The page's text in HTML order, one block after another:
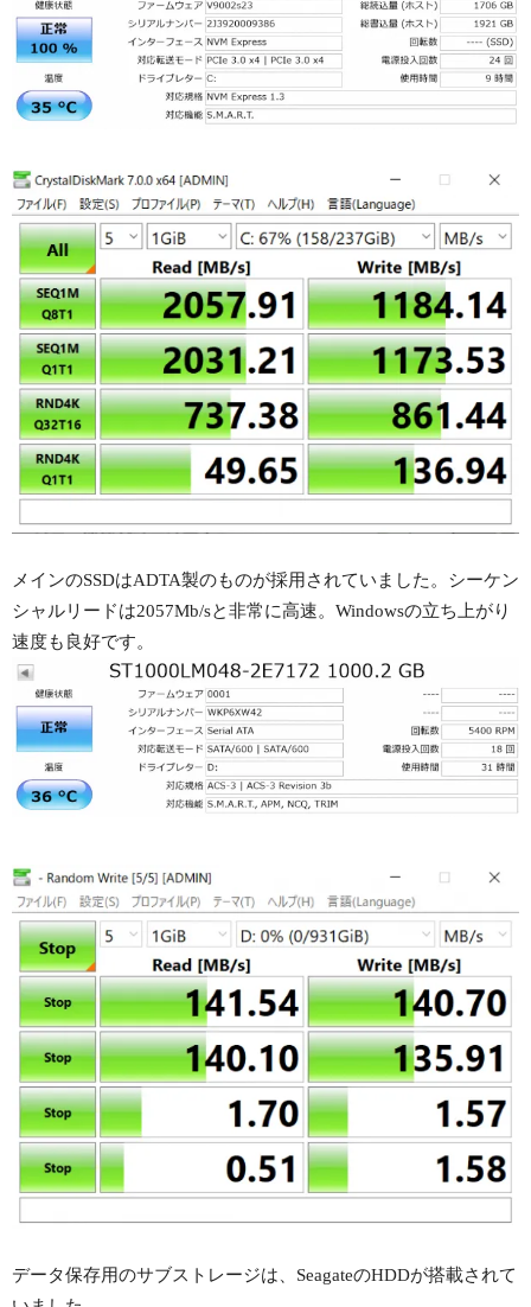
メインのSSDはADTA製のものが採用されていました。シーケン
シャルリードは2057Mb/sと非常に高速。Windowsの立ち上がり
速度も良好です。
データ保存用のサブストレージは、SeagateのHDDが搭載されて